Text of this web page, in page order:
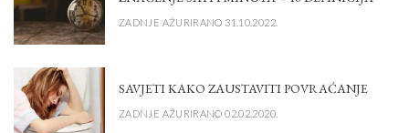
ZADNJE AŽURIRANO 31.10.2022.
SAVJETI KAKO ZAUSTAVITI POVRAĆANJE
ZADNJE AŽURIRANO 02.02.2020.